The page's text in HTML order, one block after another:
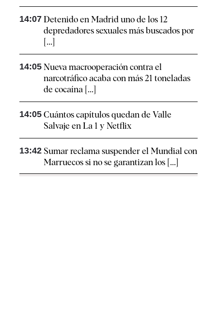
14:07 Detenido en Madrid uno de los 12
depredadores sexuales más buscados por
[...]
14:05 Nueva macrooperación contra el
narcotráfico acaba con más 21 toneladas
de cocaína [...]
14:05 Cuántos capítulos quedan de Valle
Salvaje en La 1 y Netflix
13:42 Sumar reclama suspender el Mundial con
Marruecos si no se garantizan los [...]